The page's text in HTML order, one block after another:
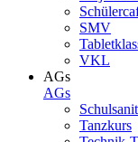
SMV
VKL
AGs
AGs
Tanzkurs